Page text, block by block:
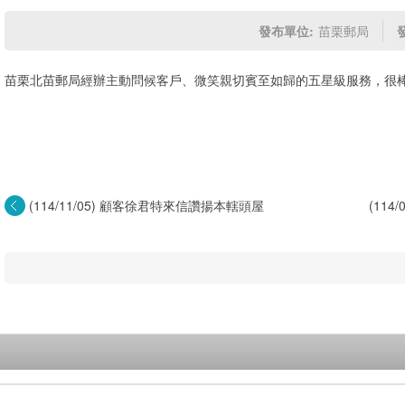
發布單位: 苗栗郵局
苗栗北苗郵局經辦主動問候客戶、微笑親切賓至如歸的五星級服務，很
(114/11/05) 顧客徐君特來信讚揚本轄頭屋
(114/